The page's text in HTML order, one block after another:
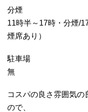
分煙
11時半～17時・分煙/
煙席あり）
駐車場
無
コスパの良さ雰囲気
ので、